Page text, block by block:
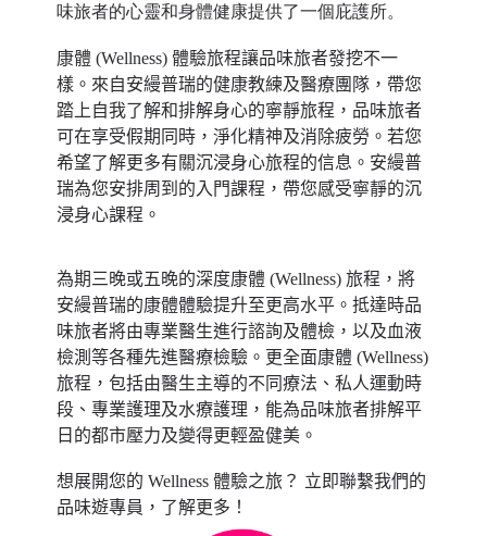
味旅者的心靈和身體健康提供了一個庇護所。
康體 (Wellness) 體驗旅程讓品味旅者發挖不一
樣。來自安縵普瑞的健康教練及醫療團隊，帶您
踏上自我了解和排解身心的寧靜旅程，品味旅者
可在享受假期同時，淨化精神及消除疲勞。若您
希望了解更多有關沉浸身心旅程的信息。安縵普
瑞為您安排周到的入門課程，帶您感受寧靜的沉
浸身心課程。
為期三晚或五晚的深度康體 (Wellness)旅程，將
安縵普瑞的康體體驗提升至更高水平。抵達時品
味旅者將由專業醫生進行諮詢及體檢，以及血液
檢測等各種先進醫療檢驗。更全面康體 (Wellness)
旅程 ，包括由醫生主導的不同療法、私人運動時
段、專業護理及水療護理，能為品味旅者排解平
日的都市壓力及變得更輕盈健美。
想展開您的 Wellness 體驗之旅？ 立即聯繫我們的
品味遊專員，了解更多！